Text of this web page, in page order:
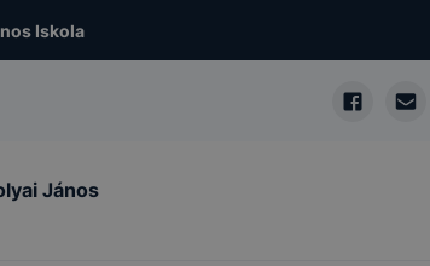
Iskola
János